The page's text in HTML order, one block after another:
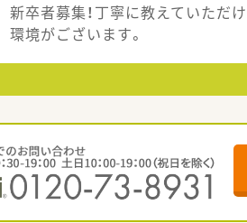
新卒者募集！丁寧に教えていただ
環境がございます。